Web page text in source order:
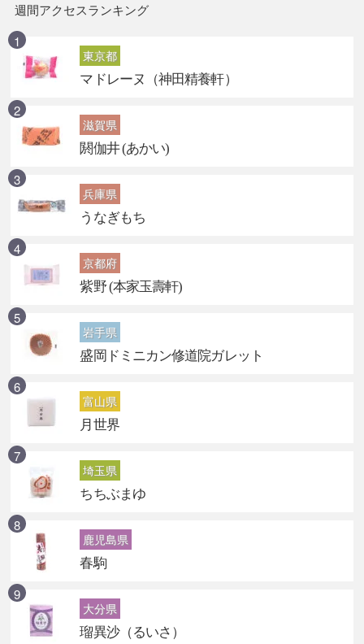
週間アクセスランキング
東京都
マドレーヌ（神田精養軒）
滋賀県
閼伽井 (あかい)
兵庫県
うなぎもち
京都府
紫野 (本家玉壽軒)
岩手県
盛岡ドミニカン修道院ガレット
富山県
月世界
埼玉県
ちちぶまゆ
鹿児島県
春駒
大分県
瑠異沙（るいさ）